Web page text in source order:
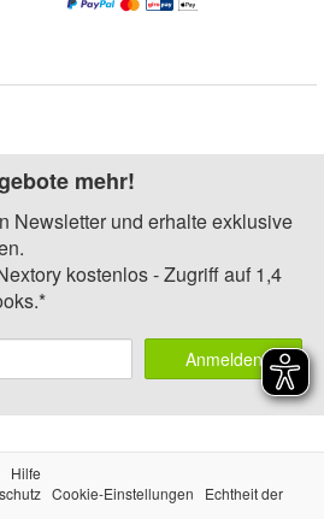
mehr!
Newsletter und erhalte exklusive
kostenlos - Zugriff auf 1,4
Anmelden
Hilfe
Cookie-Einstellungen
Echtheit der